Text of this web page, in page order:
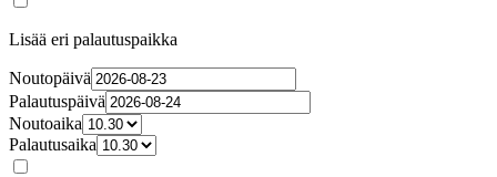
Lisää eri palautuspaikka
Noutopäivä
Palautuspäivä
Noutoaika
Palautusaika